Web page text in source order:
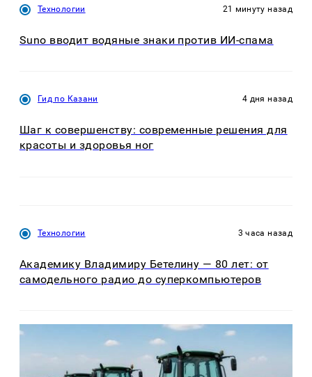
Технологии 21 минуту назад
Suno вводит водяные знаки против ИИ-спама
Гид по Казани 4 дня назад
Шаг к совершенству: современные решения для
красоты и здоровья ног
Технологии 3 часа назад
Академику Владимиру Бетелину — 80 лет: от
самодельного радио до суперкомпьютеров